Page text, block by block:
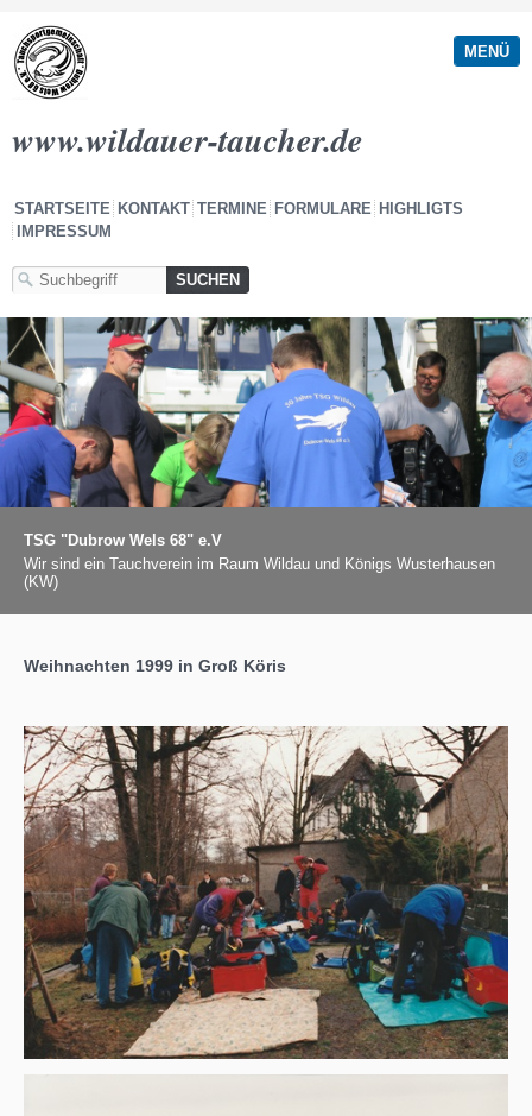
MENÜ
www.wildauer-taucher.de
STARTSEITE KONTAKT TERMINE FORMULARE HIGHLIGTS
IMPRESSUM
TSG "Dubrow Wels 68" e.V
Wir sind ein Tauchverein im Raum Wildau und Königs Wusterhausen
(KW)
Weihnachten 1999 in Groß Köris